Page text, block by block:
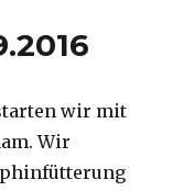
wir mit
Wir